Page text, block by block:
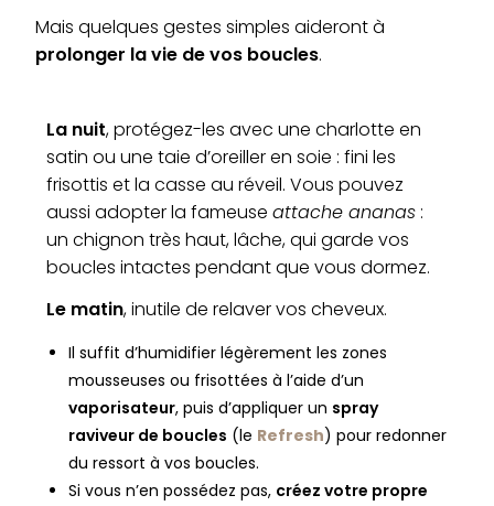
Mais quelques gestes simples aideront à
prolonger la vie de vos boucles.
La nuit, protégez-les avec une charlotte en
satin ou une taie d’oreiller en soie : fini les
frisottis et la casse au réveil. Vous pouvez
aussi adopter la fameuseattache ananas :
un chignon très haut, lâche, qui garde vos
boucles intactes pendant que vous dormez.
Le matin, inutile de relaver vos cheveux.
Il suffit d’humidifier légèrement les zones
mousseuses ou frisottées à l’aide d’un
vaporisateur, puis d’appliquer un spray
raviveur de boucles (le Refresh) pour redonner
du ressort à vos boucles.
Si vous n’en possédez pas, créez votre propre